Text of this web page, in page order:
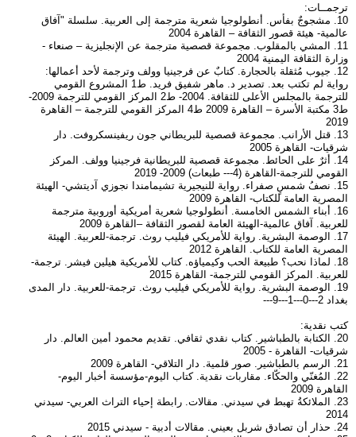
ترجمــات:
10. مشجوجٌ بفأس. أنطولوجيا شعرية مترجمة إلى العربية. سلسلة "آفاق
عالمية- هيئة قصور الثقافة – القاهرة 2004
11. المشي بالمقلوب. مجموعة قصصية مترجمة عن الإنجليزية – صنعاء -
وزارة الثقافة اليمنية 2004
12. جيوب مُثقلة بالحجارة. كتابٌ عن فرجينيا وولف وترجمة لأحد أعمالها:
رواية لم تكتب بعد. تصدير د. ماهر شفيق فريد. ط1 المشروع القومي
للترجمة بالمجلس الأعلى للثقافة. 2004- ط2 المركز القومي للترجمة 2009-
ط3 مكتبة الأسرة – القاهرة 2009 ط4 المركز القومي للترجمة – القاهرة
2019
13. قتل الأرانب. مجموعة قصصية للبريطاني جون ريفينسكروفت. دار
شرقيات- القاهرة 2005
14. أثرٌ على الحائط. مجموعة قصصية للبريطانية فرجينيا وولف. المركز
القومي للترجمة-القاهرة (4--- طبعات) 2009- 2019
15. نصفُ شمسٍ صفراء. رواية للنيجيرية تشيمامندا نجوزي آديتشي- الهيئة
المصرية العامة للكتاب- القاهرة 2009
16. أبناء الشمس الخامسة. أنطولوجيا شعرية أمريكية أوروبية مترجمة
للعربية. آفاق عالمية-الهيئة العامة لقصور الثقافة –القاهرة 2009
17. الوصمة البشرية. رواية للأمريكي فيليب روث. ترجمة-للعربية. الهيئة
المصرية العامة للكتاب. القاهرة 2012
18. لماذا نحب؟ طبيعة الحب وكيمياؤه. كتاب للأمريكية هيلين فيشر. ترجمة-
للعربية. المركز القومي للترجمة- القاهرة 2015
19. الوصمة البشرية. رواية للأمريكي فيليب روث. ترجمة-للعربية. دار المدى
بغداد 2---0---1---9---
كتب نقدية:
20. الكتابة بالطباشير. كتاب نقدي ثقافي. تقديم محمود أمين العالم. دار
شرقيات- القاهرة - 2005
21. الرسم بالطباشير. صور قلمية. دار التلاقي- القاهرة 2009
22. المُغنّي والحكّاء. مقاربات نقدية. كتاب اليوم-مؤسسة أخبار اليوم-
القاهرة 2009
23. الملائكةُ تهبط في سيدني. مقالات. رابطة إحياء التراث العربي- سيدني
2014
24. حذار أن تصادق شربل بعيني. مقالات أدبية - سيدني 2015